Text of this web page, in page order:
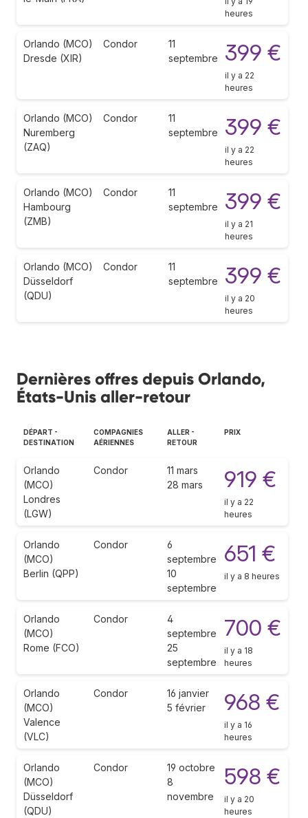
heures
Orlando (MCO)
Dresde (XIR)
Condor
11
septembre
399 €
il y a 22
heures
Orlando (MCO)
Nuremberg
(ZAQ)
Condor
11
septembre
399 €
il y a 22
heures
Orlando (MCO)
Hambourg
(ZMB)
Condor
11
septembre
399 €
il y a 21
heures
Orlando (MCO)
Düsseldorf
(QDU)
Condor
11
septembre
399 €
il y a 20
heures
Dernières offres depuis Orlando,
États-Unis aller-retour
DÉPART -
DESTINATION
COMPAGNIES
AÉRIENNES
ALLER -
RETOUR
PRIX
Orlando
(MCO)
Londres
(LGW)
Condor
11 mars
28 mars
919 €
il y a 22
heures
Orlando
(MCO)
Berlin (QPP)
Condor
6
septembre
10
septembre
651 €
il y a 8 heures
Orlando
(MCO)
Rome (FCO)
Condor
4
septembre
25
septembre
700 €
il y a 18
heures
Orlando
(MCO)
Valence
(VLC)
Condor
16 janvier
5 février
968 €
il y a 16
heures
Orlando
(MCO)
Düsseldorf
(QDU)
Condor
19 octobre
8
novembre
598 €
il y a 20
heures